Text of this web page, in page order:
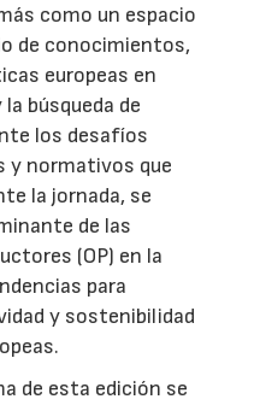
como un espacio
de conocimientos,
europeas en
búsqueda de
los desafíos
y normativos que
la jornada, se
de las
(OP) en la
para
y sostenibilidad
de esta edición se